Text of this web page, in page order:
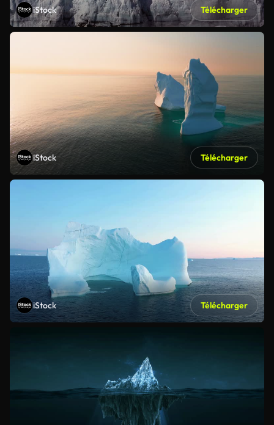
iStock Télécharger
iStock Télécharger
iStock Télécharger